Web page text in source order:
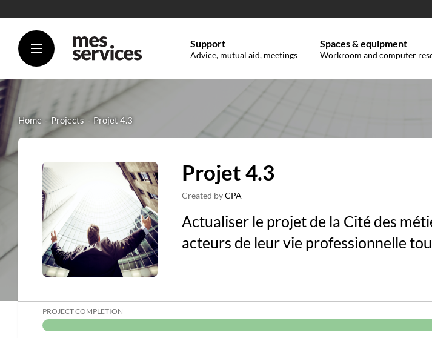
Support
Advice, mutual aid, meetings
Spaces & equipment
Workroom and computer
Home Projects Projet 4.3
Projet 4.3
Created byCPA
Actualiser le projet de la Cité des
acteurs de leur vie professionnelle
PROJECT COMPLETION